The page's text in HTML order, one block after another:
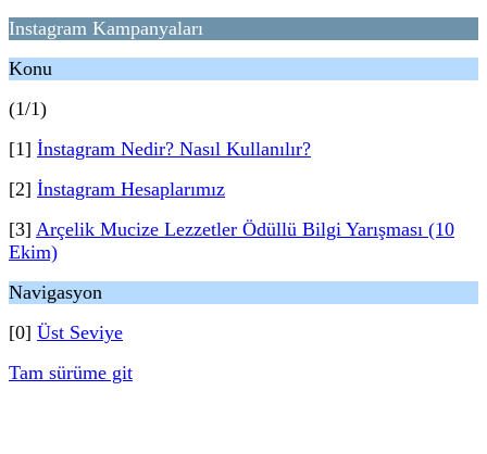
Instagram Kampanyaları
Konu
(1/1)
[1] İnstagram Nedir? Nasıl Kullanılır?
[2] İnstagram Hesaplarımız
[3] Arçelik Mucize Lezzetler Ödüllü Bilgi Yarışması (10
Ekim)
Navigasyon
[0] Üst Seviye
Tam sürüme git